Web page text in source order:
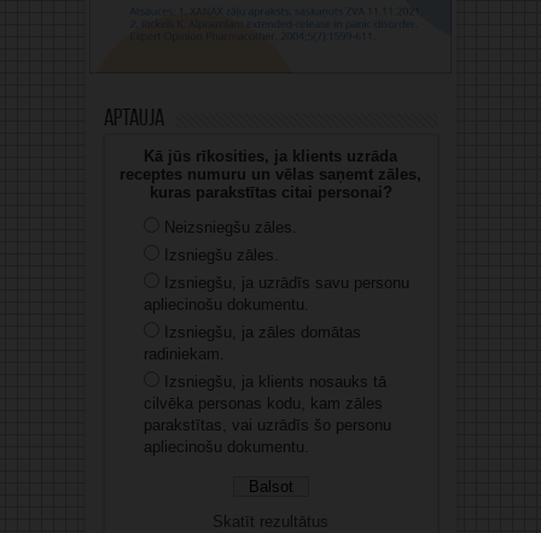
Aptauja
Kā jūs rīkosities, ja klients uzrāda
receptes numuru un vēlas saņemt zāles,
kuras parakstītas citai personai?
Neizsniegšu zāles.
Izsniegšu zāles.
Izsniegšu, ja uzrādīs savu personu
apliecinošu dokumentu.
Izsniegšu, ja zāles domātas
radiniekam.
Izsniegšu, ja klients nosauks tā
cilvēka personas kodu, kam zāles
parakstītas, vai uzrādīs šo personu
apliecinošu dokumentu.
Skatīt rezultātus